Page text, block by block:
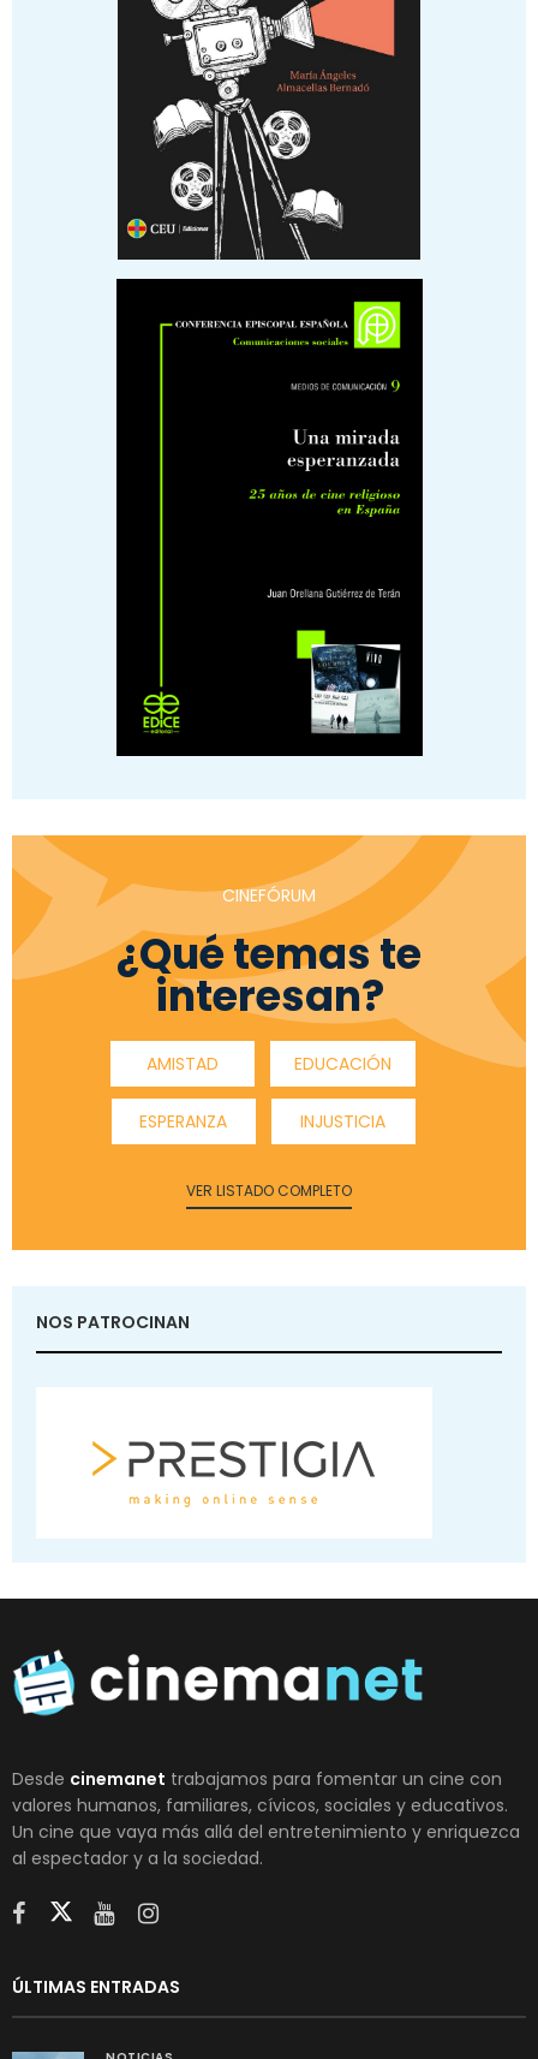
CINEFÓRUM
¿Qué temas te
interesan?
AMISTAD EDUCACIÓN
ESPERANZA INJUSTICIA
VER LISTADO COMPLETO
NOS PATROCINAN
Desde cinemanet trabajamos para fomentar un cine con
valores humanos, familiares, cívicos, sociales y educativos.
Un cine que vaya más allá del entretenimiento y enriquezca
al espectador y a la sociedad.
ÚLTIMAS ENTRADAS